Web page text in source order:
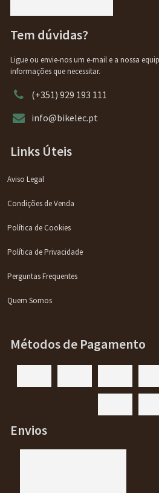
Tem dúvidas?
Ligue ou envie-nos um e-mail e a nossa
informações que necessitar.
(+351) 929 193 111
info@bikelec.pt
Links Úteis
Aviso Legal
Condições de Venda
Política de Cookies
Política de Privacidade
Perguntas Frequentes
Quem Somos
Métodos de Pagamento
Envios